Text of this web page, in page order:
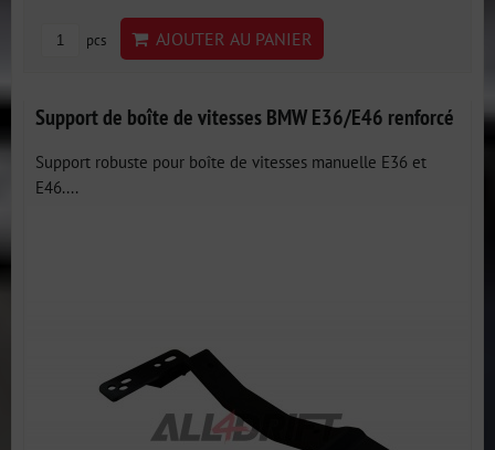
pcs AJOUTER AU PANIER
Support de boîte de vitesses BMW E36/E46 renforcé
Support robuste pour boîte de vitesses manuelle E36 et
E46....